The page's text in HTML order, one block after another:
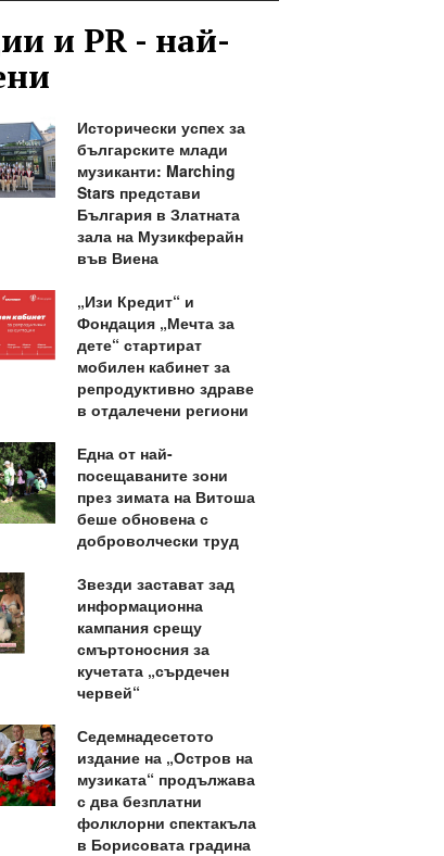
и PR - най-
Исторически успех за
българските млади
музиканти: Marching
Stars представи
България в Златната
зала на Музикферайн
във Виена
„Изи Кредит“ и
Фондация „Мечта за
дете“ стартират
мобилен кабинет за
репродуктивно здраве
в отдалечени региони
Една от най-
посещаваните зони
през зимата на Витоша
беше обновена с
доброволчески труд
Звезди застават зад
информационна
кампания срещу
смъртоносния за
кучетата „сърдечен
червей“
Седемнадесетото
издание на „Остров на
музиката“ продължава
с два безплатни
фолклорни спектакъла
в Борисовата градина